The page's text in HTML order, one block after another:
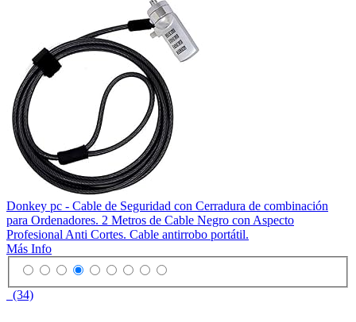
Donkey pc - Cable de Seguridad con Cerradura de combinación
para Ordenadores. 2 Metros de Cable Negro con Aspecto
Profesional Anti Cortes. Cable antirrobo portátil.
Más Info
(34)